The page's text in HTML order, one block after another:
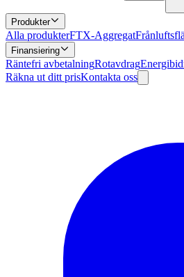
Produkter
Alla produkterFTX-Aggregat
Finansiering
Räntefri avbetalningRotavdrag
Räkna ut ditt prisKontakta oss